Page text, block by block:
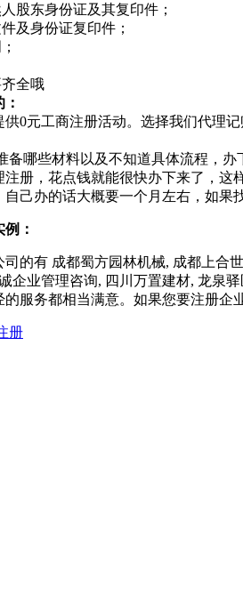
股东身份证及其复印件；
及身份证复印件；
全哦
0元工商注册活动。选择我们代理
备哪些材料以及不知道具体流程，
册，花点钱就能很快办下来了，
己办的话大概要一个月左右，如果
：
有 成都蜀方园林机械, 成都上合世
企业管理咨询, 四川万置建材, 龙泉
服务都相当满意。如果您要注册企
册